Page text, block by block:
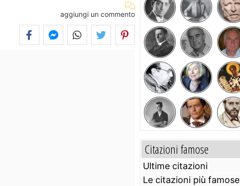
aggiungi un commento
Citazioni famose
Ultime citazioni
Le citazioni più famose